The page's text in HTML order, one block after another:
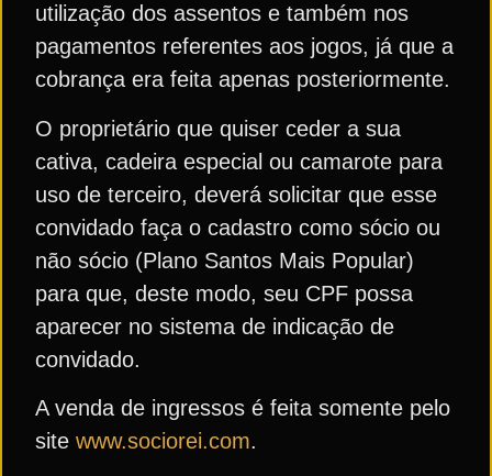
utilização dos assentos e também nos
pagamentos referentes aos jogos, já que a
cobrança era feita apenas posteriormente.
O proprietário que quiser ceder a sua
cativa, cadeira especial ou camarote para
uso de terceiro, deverá solicitar que esse
convidado faça o cadastro como sócio ou
não sócio (Plano Santos Mais Popular)
para que, deste modo, seu CPF possa
aparecer no sistema de indicação de
convidado.
A venda de ingressos é feita somente pelo
site www.sociorei.com.